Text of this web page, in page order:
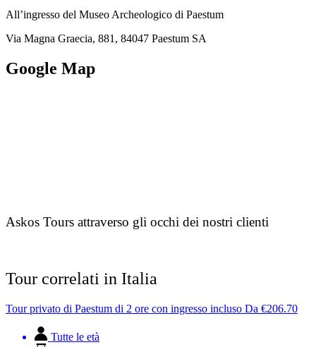
All’ingresso del Museo Archeologico di Paestum
Via Magna Graecia, 881, 84047 Paestum SA
Google Map
Askos Tours attraverso gli occhi dei nostri clienti
Tour correlati in Italia
Tour privato di Paestum di 2 ore con ingresso incluso Da €206.70
Tutte le età